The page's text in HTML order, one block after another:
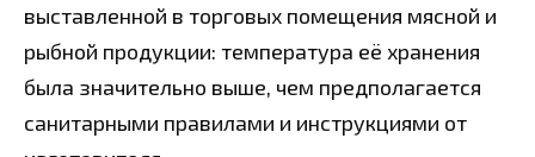
выставленной в торговых помещения мясной и
рыбной продукции: температура её хранения
была значительно выше, чем предполагается
санитарными правилами и инструкциями от